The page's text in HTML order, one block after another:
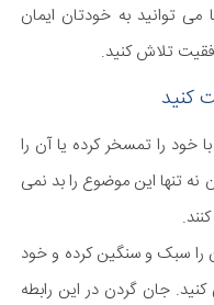
توانید به خودتان ایمان
تلاش کنید.
کنید
خود را تمسخر کرده یا آن را
نه تنها این موضوع را بد نمی
را سبک و سنگین کرده و خود
کنید. جان گردن در این رابطه